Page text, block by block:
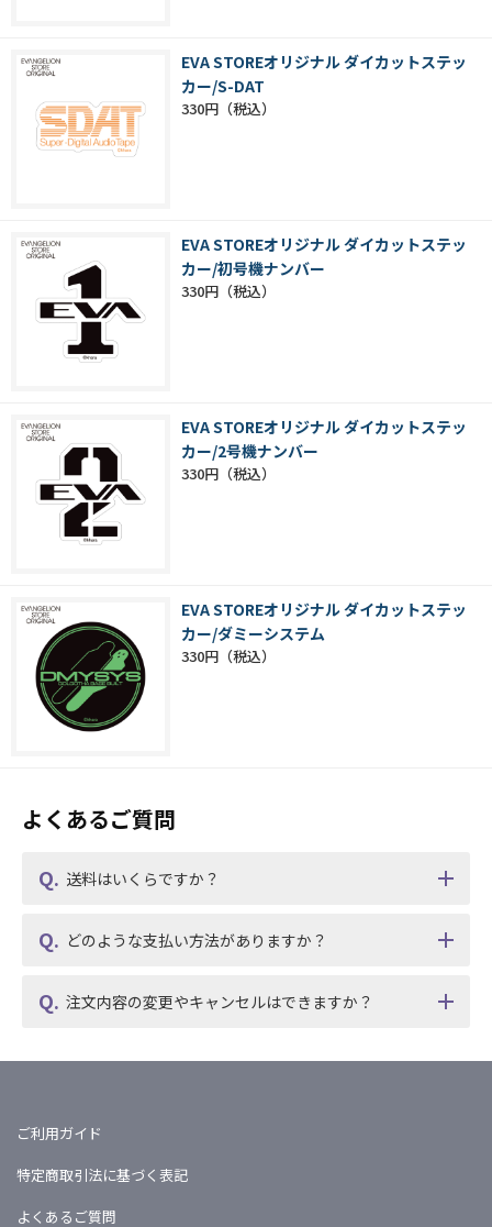
EVA STOREオリジナル ダイカットステッ
カー/S-DAT
330円
EVA STOREオリジナル ダイカットステッ
カー/初号機ナンバー
330円
EVA STOREオリジナル ダイカットステッ
カー/2号機ナンバー
330円
EVA STOREオリジナル ダイカットステッ
カー/ダミーシステム
330円
よくあるご質問
送料はいくらですか？
どのような支払い方法がありますか？
注文内容の変更やキャンセルはできますか？
ご利用ガイド
特定商取引法に基づく表記
よくあるご質問